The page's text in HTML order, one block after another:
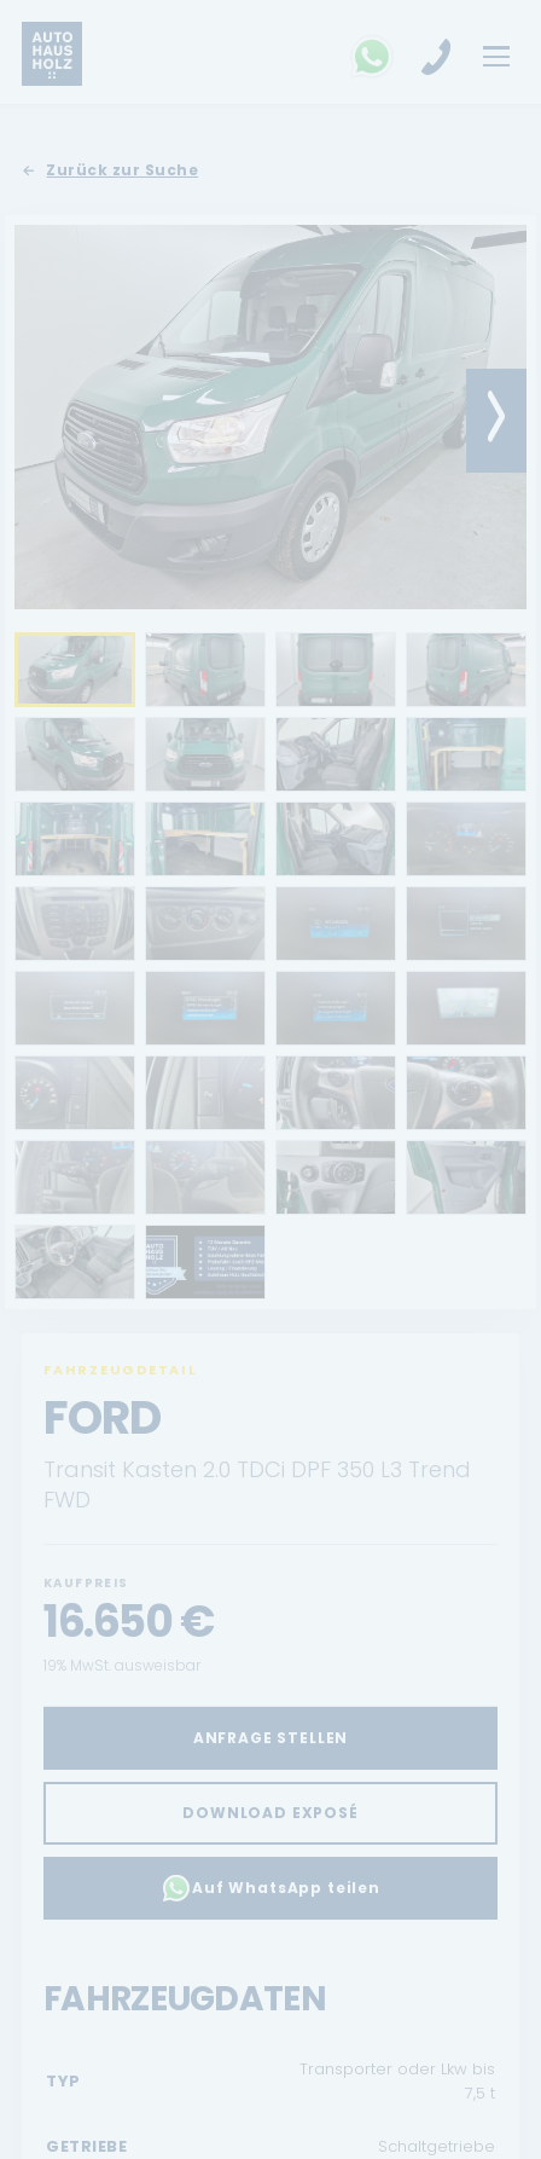
Ford
Land Rover
Renault
Dacia
SERVICE
Aktionsfahrzeuge
AutoAbo
Gewerbekunden
Probefahrt
Mietwagen
Ankauf
WERKSTATTTERMIN
Teile & Zubehör
Renault Service
Dacia Service
UNTERNEHMEN
Standort Landau
Qualitätsversprechen
Tankstelle
Zurück zur Suche
FAHRZEUGDETAIL
FORD
Transit Kasten 2.0 TDCi DPF 350 L3 Trend
FWD
KAUFPREIS
16.650€
19% MwSt. ausweisbar
ANFRAGE STELLEN
DOWNLOAD EXPOSÉ
Auf WhatsApp teilen
FAHRZEUGDATEN
TYP
Transporter oder Lkw bis
7,5 t
GETRIEBE Schaltgetriebe